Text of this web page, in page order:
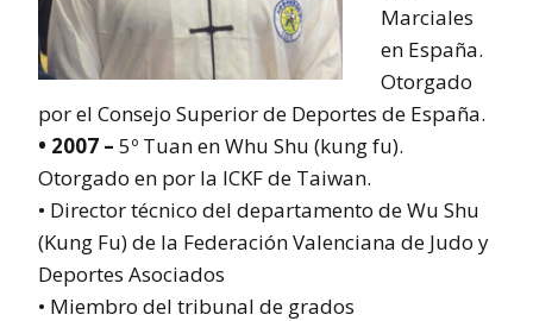
Marciales
en España.
Otorgado
por el Consejo Superior de Deportes de España.
• 2007 – 5º Tuan en Whu Shu (kung fu).
Otorgado en por la ICKF de Taiwan.
• Director técnico del departamento de Wu Shu
(Kung Fu) de la Federación Valenciana de Judo y
Deportes Asociados
• Miembro del tribunal de grados